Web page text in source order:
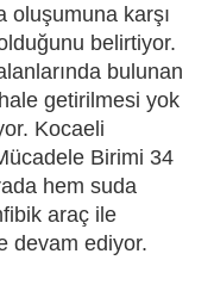
oluşumuna karşı
belirtiyor.
bulunan
getirilmesi yok
Kocaeli
Birimi 34
hem suda
araç ile
devam ediyor.